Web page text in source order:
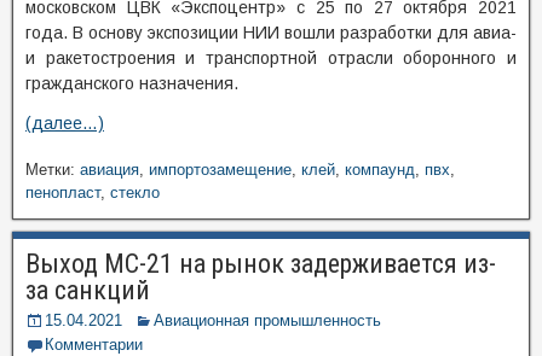
московском ЦВК «Экспоцентр» с 25 по 27 октября 2021
года. В основу экспозиции НИИ вошли разработки для авиа-
и ракетостроения и транспортной отрасли оборонного и
гражданского назначения.
(далее…)
Метки: авиация, импортозамещение, клей, компаунд, пвх,
пенопласт, стекло
Выход МС-21 на рынок задерживается из-
за санкций
15.04.2021
Авиационная промышленность
Комментарии